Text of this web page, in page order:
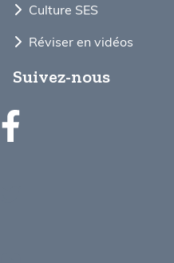
Culture SES
Réviser en vidéos
Suivez-nous